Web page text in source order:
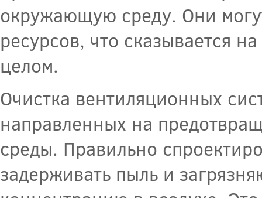
окружающую среду. Они
ресурсов, что сказывается
целом.
Очистка вентиляционных
направленных на
среды. Правильно
задерживать пыль и